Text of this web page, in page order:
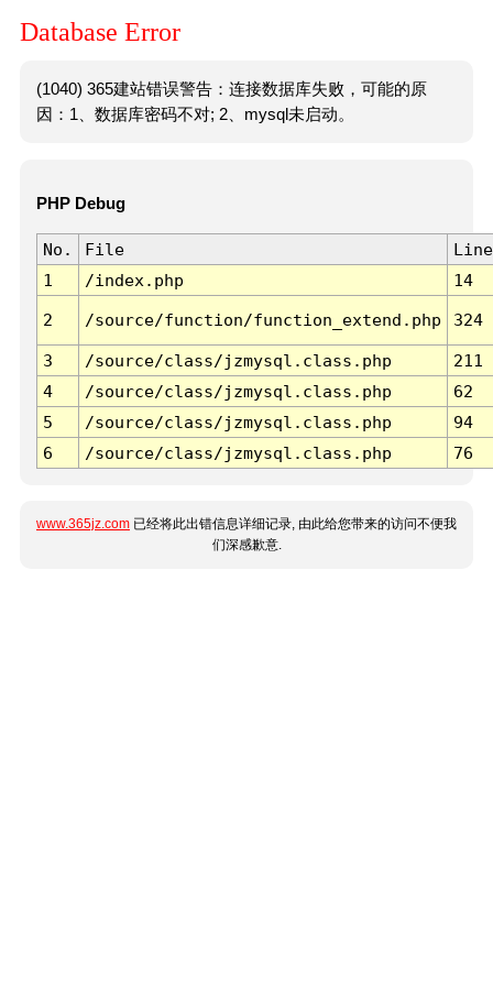
Database Error
(1040) 365建站错误警告：连接数据库失败，可能的原
因：1、数据库密码不对; 2、mysql未启动。
PHP Debug
No. File
Line
1
/index.php 14
2 /source/function/function_extend.php 324
3 /source/class/jzmysql.class.php
211
4
/source/class/jzmysql.class.php
62
5
/source/class/jzmysql.class.php
94
6
/source/class/jzmysql.class.php 76
www.365jz.com 已经将此出错信息详细记录, 由此给您带来的访问不便我
们深感歉意.